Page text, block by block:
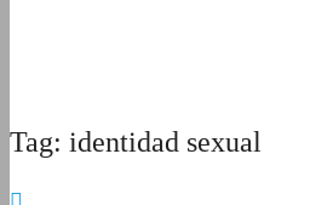
Tag: identidad sexual